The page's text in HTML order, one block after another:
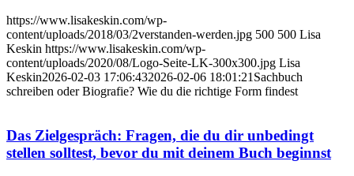
https://www.lisakeskin.com/wp-
content/uploads/2018/03/2verstanden-werden.jpg 500 500 Lisa
Keskin https://www.lisakeskin.com/wp-
content/uploads/2020/08/Logo-Seite-LK-300x300.jpg Lisa
Keskin2026-02-03 17:06:432026-02-06 18:01:21 Sachbuch
schreiben oder Biografie? Wie du die richtige Form findest
Das Zielgespräch: Fragen, die du dir unbedingt
stellen solltest, bevor du mit deinem Buch beginnst